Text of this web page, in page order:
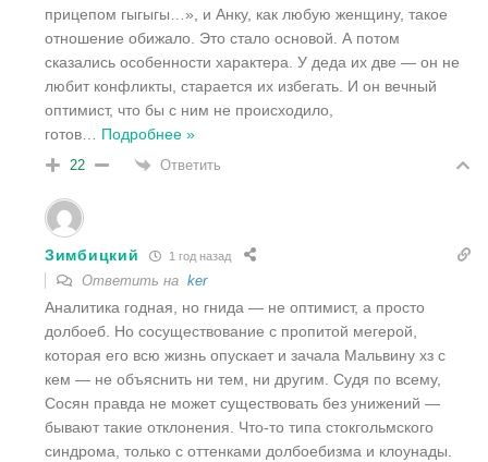
прицепом гыгыгы…», и Анку, как любую женщину, такое
отношение обижало. Это стало основой. А потом
сказались особенности характера. У деда их две — он не
любит конфликты, старается их избегать. И он вечный
оптимист, что бы с ним не происходило,
готов
Подробнее »
22 Ответить
Зимбицкий 1 год назад
Ответить на ker
Аналитика годная, но гнида — не оптимист, а просто
долбоеб. Но сосуществование с пропитой мегерой,
которая его всю жизнь опускает и зачала Мальвину хз с
кем — не объяснить ни тем, ни другим. Судя по всему,
Сосян правда не может существовать без унижений —
бывают такие отклонения. Что-то типа стокгольмского
синдрома, только с оттенками долбоебизма и клоунады.